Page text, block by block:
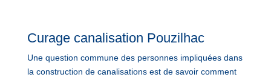
Curage canalisation Pouzilhac
Une question commune des personnes impliquées dans
la construction de canalisations est de savoir comment